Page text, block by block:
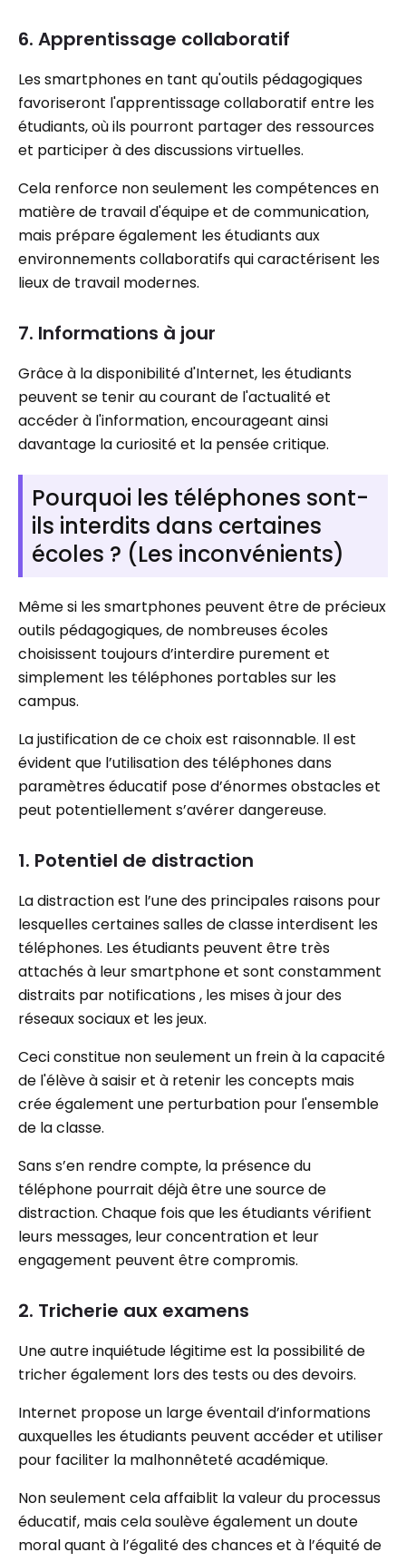
6. Apprentissage collaboratif
Les smartphones en tant qu'outils pédagogiques
favoriseront l'apprentissage collaboratif entre les
étudiants, où ils pourront partager des ressources
et participer à des discussions virtuelles.
Cela renforce non seulement les compétences en
matière de travail d'équipe et de communication,
mais prépare également les étudiants aux
environnements collaboratifs qui caractérisent les
lieux de travail modernes.
7. Informations à jour
Grâce à la disponibilité d'Internet, les étudiants
peuvent se tenir au courant de l'actualité et
accéder à l'information, encourageant ainsi
davantage la curiosité et la pensée critique.
Pourquoi les téléphones sont-
ils interdits dans certaines
écoles ? (Les inconvénients)
Même si les smartphones peuvent être de précieux
outils pédagogiques, de nombreuses écoles
choisissent toujours d’interdire purement et
simplement les téléphones portables sur les
campus.
La justification de ce choix est raisonnable. Il est
évident que l’utilisation des téléphones dans
paramètres éducatif pose d’énormes obstacles et
peut potentiellement s’avérer dangereuse.
1. Potentiel de distraction
La distraction est l’une des principales raisons pour
lesquelles certaines salles de classe interdisent les
téléphones. Les étudiants peuvent être très
attachés à leur smartphone et sont constamment
distraits par notifications , les mises à jour des
réseaux sociaux et les jeux.
Ceci constitue non seulement un frein à la capacité
de l'élève à saisir et à retenir les concepts mais
crée également une perturbation pour l'ensemble
de la classe.
Sans s’en rendre compte, la présence du
téléphone pourrait déjà être une source de
distraction. Chaque fois que les étudiants vérifient
leurs messages, leur concentration et leur
engagement peuvent être compromis.
2. Tricherie aux examens
Une autre inquiétude légitime est la possibilité de
tricher également lors des tests ou des devoirs.
Internet propose un large éventail d’informations
auxquelles les étudiants peuvent accéder et utiliser
pour faciliter la malhonnêteté académique.
Non seulement cela affaiblit la valeur du processus
éducatif, mais cela soulève également un doute
moral quant à l’égalité des chances et à l’équité de